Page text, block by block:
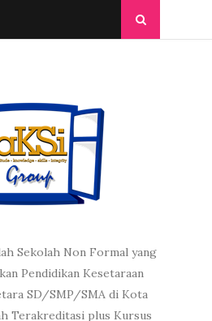
Sekolah Non Formal yang
Pendidikan Kesetaraan
SD/SMP/SMA di Kota
Terakreditasi plus Kursus